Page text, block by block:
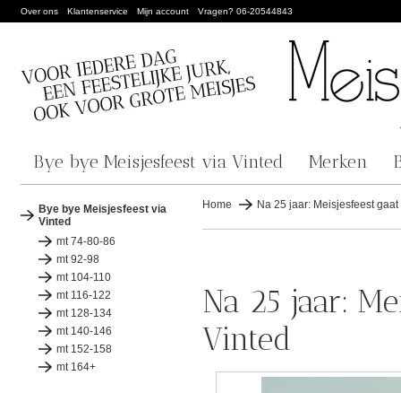
Over ons Klantenservice Mijn account Vragen? 06-20544843
Bye bye Meisjesfeest via Vinted Merken
Bye bye Meisjesfeest via
Vinted
mt 74-80-86
mt 92-98
mt 104-110
mt 116-122
mt 128-134
mt 140-146
mt 152-158
mt 164+
Home Na 25 jaar: Meisjesfeest
Na 25 jaar:
Vinted